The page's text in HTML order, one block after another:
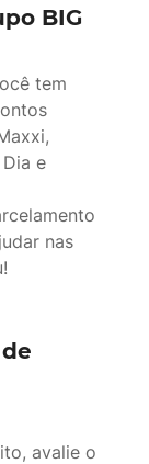
BIG
tem
e
nas
avalie o